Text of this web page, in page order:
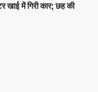
खाई में गिरी कार; छह की